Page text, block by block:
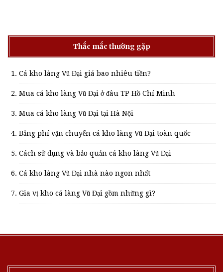
Thắc mắc thường gặp
Cá kho làng Vũ Đại giá bao nhiêu tiền?
Mua cá kho làng Vũ Đại ở đâu TP Hồ Chí Minh
Mua cá kho làng Vũ Đại tại Hà Nội
Bảng phí vận chuyển cá kho làng Vũ Đại toàn quốc
Cách sử dụng và bảo quản cá kho làng Vũ Đại
Cá kho làng Vũ Đại nhà nào ngon nhất
Gia vị kho cá làng Vũ Đại gồm những gì?